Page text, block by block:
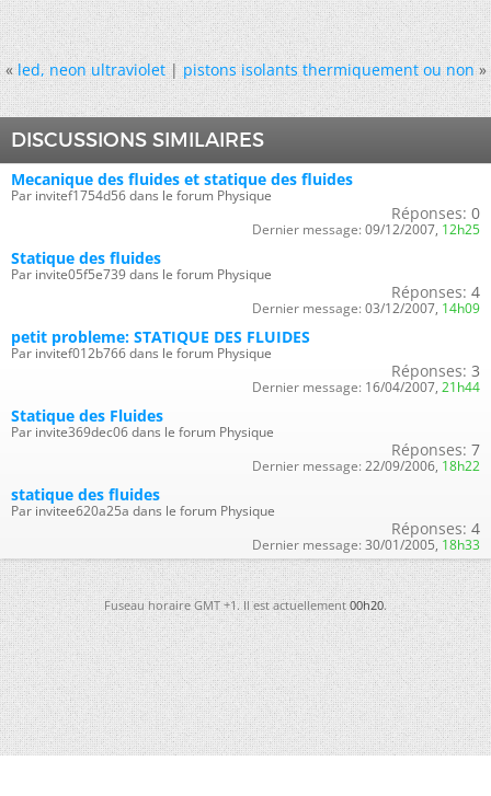
« led, neon ultraviolet|pistons isolants thermiquement ou non »
DISCUSSIONS SIMILAIRES
Mecanique des fluides et statique des fluides
Par invitef1754d56 dans le forum Physique
Réponses: 0
Dernier message: 09/12/2007, 12h25
Statique des fluides
Par invite05f5e739 dans le forum Physique
Réponses: 4
Dernier message: 03/12/2007, 14h09
petit probleme: STATIQUE DES FLUIDES
Par invitef012b766 dans le forum Physique
Réponses: 3
Dernier message: 16/04/2007, 21h44
Statique des Fluides
Par invite369dec06 dans le forum Physique
Réponses: 7
Dernier message: 22/09/2006, 18h22
statique des fluides
Par invitee620a25a dans le forum Physique
Réponses: 4
Dernier message: 30/01/2005, 18h33
Fuseau horaire GMT +1. Il est actuellement00h20.